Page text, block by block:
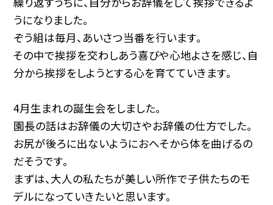
うになりました。
ぞう組は毎月、あいさつ当番を行います。
その中で挨拶を交わしあう喜びや心地よさを感じ、自
分から挨拶をしようとする心を育てていきます。
4月生まれの誕生会をしました。
園長の話はお辞儀の大切さやお辞儀の仕方でした。
お尻が後ろに出ないようにおへそから体を曲げるの
だそうです。
まずは、大人の私たちが美しい所作で子供たちのモ
デルになっていきたいと思います。